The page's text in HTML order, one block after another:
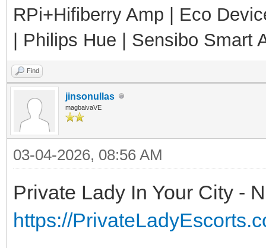
RPi+Hifiberry Amp | Eco
| Philips Hue | Sensibo Smart
Find
jinsonullas
magbaivaVE
03-04-2026, 08:56 AM
Private Lady In Your City -
https://